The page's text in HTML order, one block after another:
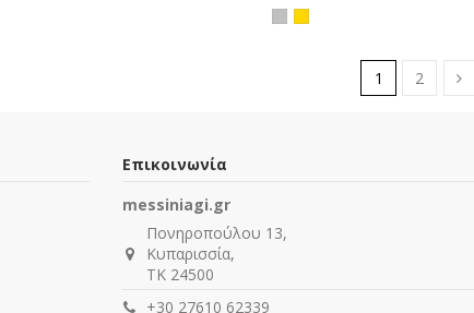
ασημίχρυσό
1 2
Επικοινωνία
messiniagi.gr
Πονηροπούλου 13,
Κυπαρισσία,
ΤΚ 24500
+30 27610 62339